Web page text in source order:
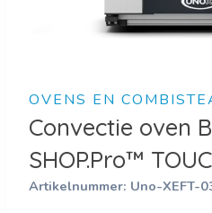
OVENS EN
Convectie oven
SHOP.Pro™
Artikelnummer: Uno-XEFT-